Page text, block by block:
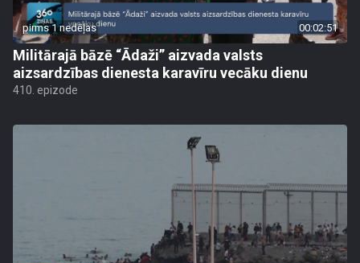
pirms 1 nedēļas 00:02:51
Militārajā bāzē “Ādaži” aizvada valsts
aizsardzības dienesta karavīru vecāku dienu
410. epizode